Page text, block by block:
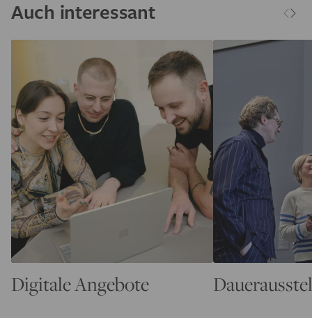
Auch interessant
Digitale Angebote